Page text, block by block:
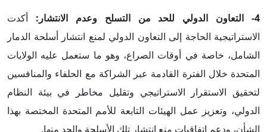
4- التعاون الدولي للحد من التسلح وعدم الانتشار :
أكدت
الاستراتيجية الحاجة إلى التعاون الدولي لمنع انتشار أسلحة الدمار
الشامل، خاصة في أوقات الصراع، وهو ما ستعمل عليه الولايات
المتحدة خلال الفترة القادمة عبر الشراكة مع الحلفاء والمنافسين
لتحقيق الاستقرار الاستراتيجي وتقليل مخاطر في بيئة النظام
الدولي، وتعزيز عمل الهيئات التابعة للأمم المتحدة المختصة بهذا
الشأن، ودعم اتفاقيات منع انتشار تلك الأسلحة والحد منها.